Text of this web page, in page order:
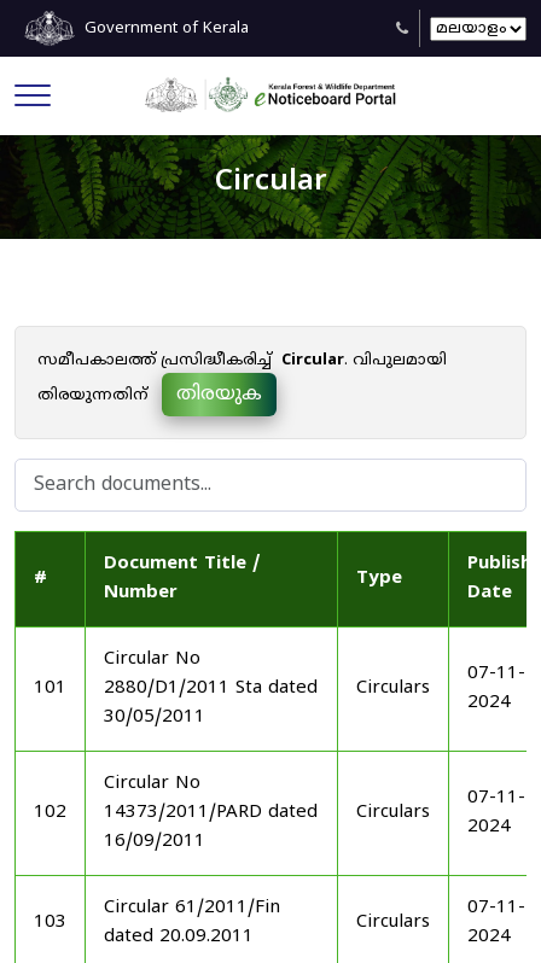
Government of Kerala
Circular
സമീപകാലത്ത് പ്രസിദ്ധീകരിച്ച് Circular. വിപുലമായി
തിരയുന്നതിന്
തിരയുക
#
Document Title /
Number
Type
Date
101
Circular No
2880/D1/2011 Sta dated
30/05/2011
Circulars
07-11-
2024
102
Circular No
14373/2011/PARD dated
16/09/2011
Circulars
07-11-
2024
103
Circular 61/2011/Fin
dated 20.09.2011
Circulars
07-11-
2024